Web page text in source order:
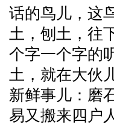
话的鸟儿，这
土，刨土，往
个字一个字的
土，就在大伙
新鲜事儿：磨
易又搬来四户